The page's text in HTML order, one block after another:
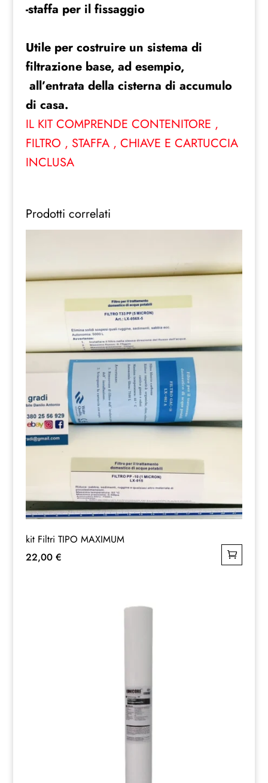
-staffa per il fissaggio
Utile per costruire un sistema di
filtrazione base, ad esempio,
all’entrata della cisterna di accumulo
di casa.
IL KIT COMPRENDE CONTENITORE ,
FILTRO , STAFFA , CHIAVE E CARTUCCIA
INCLUSA
Prodotti correlati
kit Filtri TIPO MAXIMUM
22,00 €